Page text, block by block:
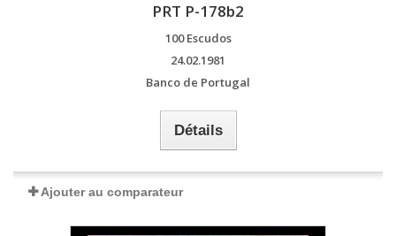
PRT P-178b2
100 Escudos
24.02.1981
Banco de Portugal
Détails
Ajouter au comparateur